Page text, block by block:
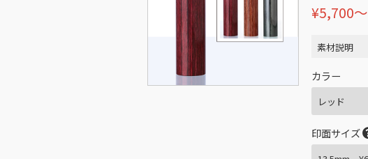
¥5,700〜
素材説明
カラー
印面サイズ